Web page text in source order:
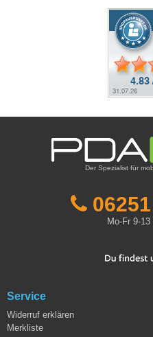
Der Spezialist für
Mo-Fr 9-
Service
Widerruf erklären
Merkliste